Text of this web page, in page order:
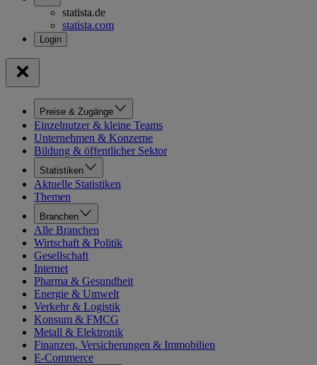
statista.de
statista.com
Preise & Zugänge
Einzelnutzer & kleine Teams
Unternehmen & Konzerne
Bildung & öffentlicher Sektor
Statistiken
Aktuelle Statistiken
Themen
Branchen
Alle Branchen
Wirtschaft & Politik
Gesellschaft
Internet
Pharma & Gesundheit
Energie & Umwelt
Verkehr & Logistik
Konsum & FMCG
Metall & Elektronik
Finanzen, Versicherungen & Immobilien
E-Commerce